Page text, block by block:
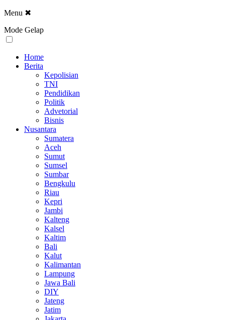
Menu ✖
Mode Gelap
Home
Berita
Kepolisian
TNI
Pendidikan
Politik
Advetorial
Bisnis
Nusantara
Sumatera
Aceh
Sumut
Sumsel
Sumbar
Bengkulu
Riau
Kepri
Jambi
Kalteng
Kalsel
Kaltim
Bali
Kalut
Kalimantan
Lampung
Jawa Bali
DIY
Jateng
Jatim